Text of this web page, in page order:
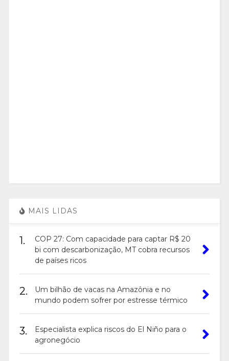
MAIS LIDAS
1.
COP 27: Com capacidade para captar R$ 20
bi com descarbonização, MT cobra recursos
de países ricos
2.
Um bilhão de vacas na Amazônia e no
mundo podem sofrer por estresse térmico
3.
Especialista explica riscos do El Niño para o
agronegócio